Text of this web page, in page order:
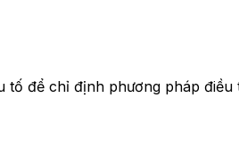
tố để chỉ định phương pháp